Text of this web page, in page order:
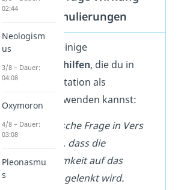
typische Formulierungen
Hier siehst du einige
Formulierungshilfen, die du in
deiner Interpretation als
Inspiration
verwenden kannst:
Die rhetorische Frage in Vers
[…] bewirkt, dass die
Aufmerksamkeit auf das
Geschehen gelenkt wird.
02:44
Neologism
us
3/8 – Dauer:
04:08
Oxymoron
4/8 – Dauer:
03:08
Pleonasmu
s